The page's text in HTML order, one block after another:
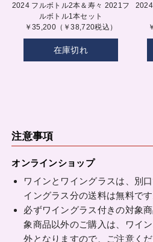
2024 フルボトル2本＆寿々 2021フ
ルボトル1本セット
￥35,200（￥38,720税込）
在庫切れ
注意事項
オンラインショップ
ワインとワイングラスは、別
イングラス分の送料は無料です
必ずワイングラス付きの対象
象商品以外のご購入は、ワイ
外となりますので、ご注意くだ